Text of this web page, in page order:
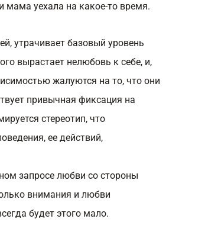
мама уехала на какое-то время.
утрачивает базовый уровень
вырастает нелюбовь к себе, и,
жалуются на то, что они
привычная фиксация на
стереотип, что
ее действий,
запросе любви со стороны
внимания и любви
будет этого мало.